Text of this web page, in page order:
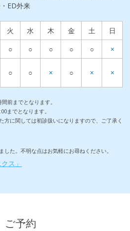
ED外来
火 水 木 金 土
日
○ ○ ○ ○ ○
×
○ ○ × ○ × ×
前までとなります。
までとなります。
方に関しては初診扱いになりますので、ご了承く
た。不明な点はお気軽にお尋ねください。
ご予約